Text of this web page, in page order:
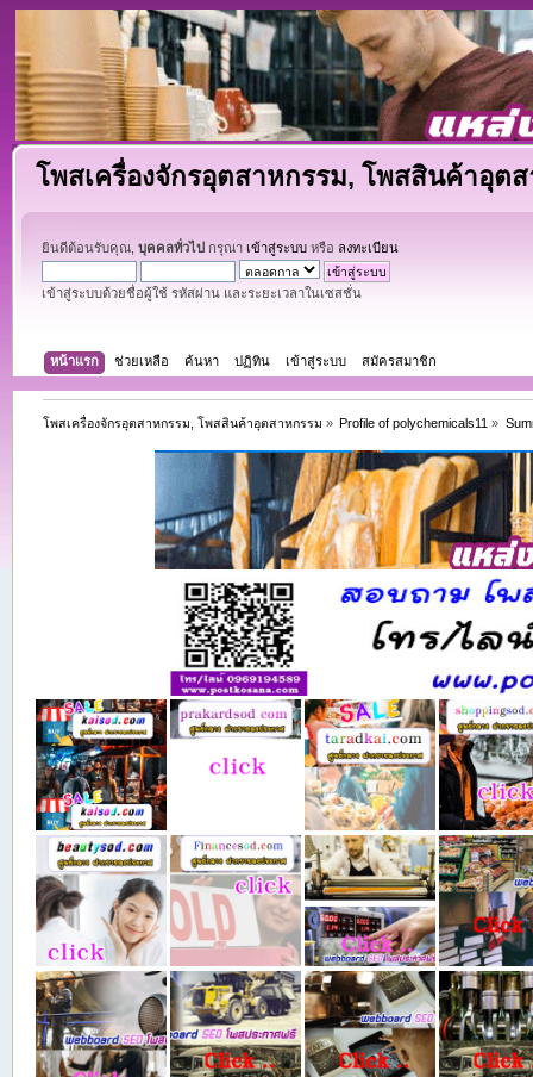
โพสเครื่องจักรอุตสาหกรรม, โพสสินค้าอุต
ยินดีต้อนรับคุณ, บุคคลทั่วไป กรุณา เข้าสู่ระบบหรือ ลงทะเบียน
เข้าสู่ระบบด้วยชื่อผู้ใช้ รหัสผ่าน และระยะเวลาในเซสชั่น
หน้าแรก ช่วยเหลือ ค้นหา ปฏิทิน เข้าสู่ระบบ สมัครสมาชิก
โพสเครื่องจักรอุตสาหกรรม, โพสสินค้าอุตสาหกรรม » Profile of polychemicals11 »